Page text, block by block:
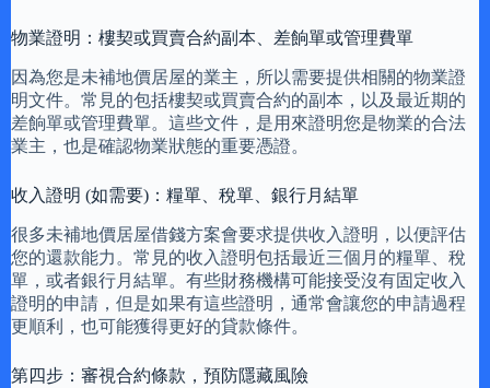
物業證明：樓契或買賣合約副本、差餉單或管理費單
因為您是未補地價居屋的業主，所以需要提供相關的物業證
明文件。常見的包括樓契或買賣合約的副本，以及最近期的
差餉單或管理費單。這些文件，是用來證明您是物業的合法
業主，也是確認物業狀態的重要憑證。
收入證明 (如需要)：糧單、稅單、銀行月結單
很多未補地價居屋借錢方案會要求提供收入證明，以便評估
您的還款能力。常見的收入證明包括最近三個月的糧單、稅
單，或者銀行月結單。有些財務機構可能接受沒有固定收入
證明的申請，但是如果有這些證明，通常會讓您的申請過程
更順利，也可能獲得更好的貸款條件。
第四步：審視合約條款，預防隱藏風險